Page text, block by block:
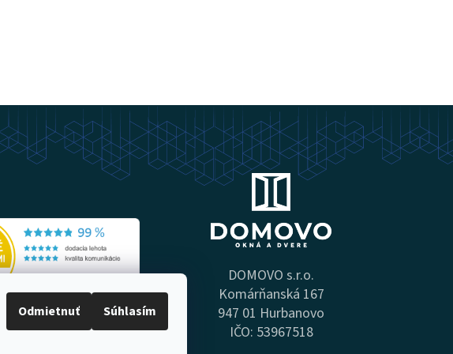
Odmietnuť Súhlasím
DOMOVO s.r.o.
Komárňanská 167
947 01 Hurbanovo
IČO: 53967518